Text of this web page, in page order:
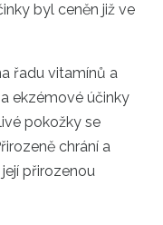
byl ceněn již ve
řadu vitamínů a
ekzémové účinky
pokožky se
chrání a
přirozenou